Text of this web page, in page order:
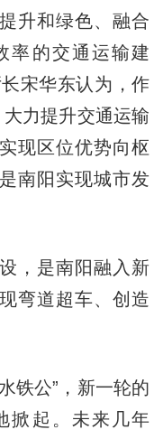
升和绿色、融合
率的交通运输建
宋华东认为，作
大力提升交通运输
现区位优势向枢
南阳实现城市发
，是南阳融入新
弯道超车、创造
公”，新一轮的
掀起。未来几年